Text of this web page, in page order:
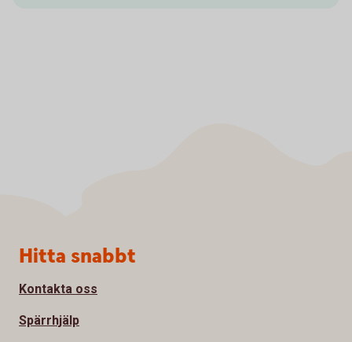
Sidfot
Hitta snabbt
Kontakta oss
Spärrhjälp